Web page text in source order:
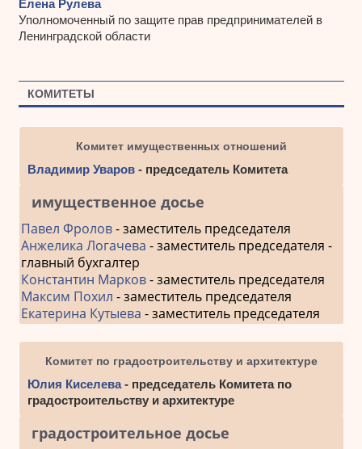
Елена Рулева
Уполномоченный по защите прав предпринимателей в
Ленинградской области
КОМИТЕТЫ
Комитет имущественных отношений
Владимир Уваров- председатель Комитета
имущественное досье
Павел Фролов- заместитель председателя
Анжелика Логачева - заместитель председателя -
главный бухгалтер
Константин Марков- заместитель председателя
Максим Похил - заместитель председателя
Екатерина Кутыева - заместитель председателя
Комитет по градостроительству и архитектуре
Юлия Киселева- председатель Комитета по
градостроительству и архитектуре
градостроительное досье